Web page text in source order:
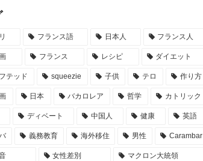
フランス語 日本人 フランス人
フランス レシピ ダイエット
テッド squeezie 子供 テロ 作り方
日本 バカロレア 哲学 カトリック
ディベート 中国人 健康 英語
義務教育 海外移住 男性 Carambar
女性差別 マクロン大統領